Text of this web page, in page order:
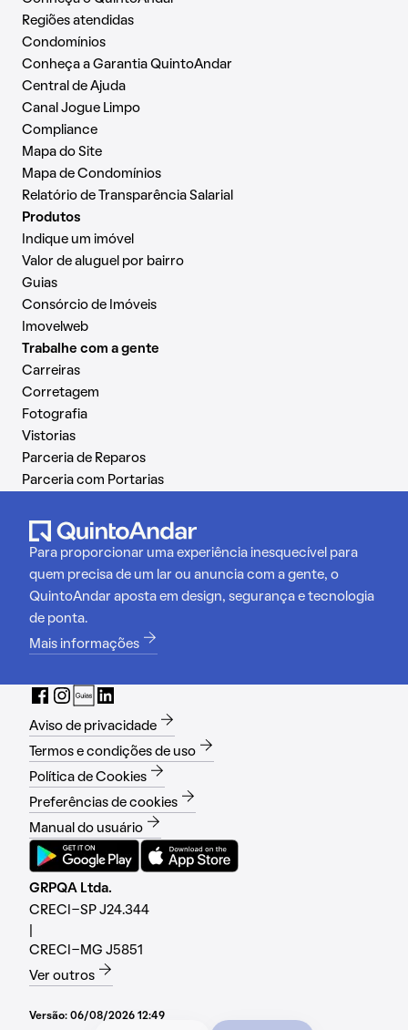
Regiões atendidas
Condomínios
Conheça a Garantia QuintoAndar
Central de Ajuda
Canal Jogue Limpo
Compliance
Mapa do Site
Mapa de Condomínios
Relatório de Transparência Salarial
Produtos
Indique um imóvel
Valor de aluguel por bairro
Guias
Consórcio de Imóveis
Imovelweb
Trabalhe com a gente
Carreiras
Corretagem
Fotografia
Vistorias
Parceria de Reparos
Parceria com Portarias
Para proporcionar uma experiência inesquecível para
quem precisa de um lar ou anuncia com a gente, o
QuintoAndar aposta em design, segurança e tecnologia
de ponta.
Mais informações
Aviso de privacidade
Termos e condições de uso
Política de Cookies
Preferências de cookies
Manual do usuário
GRPQA Ltda.
CRECI-SP J24.344
CRECI-MG J5851
Ver outros
Versão: 06/08/2026 12:49